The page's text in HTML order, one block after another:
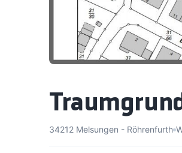
34212 Melsungen - Röhrenfurth